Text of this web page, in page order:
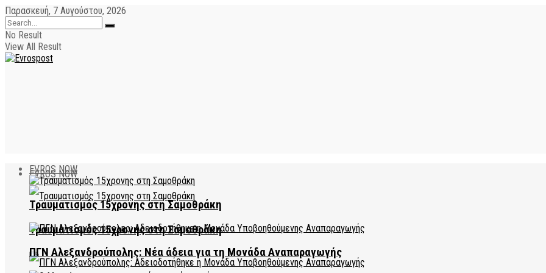
Παρασκευή, 7 Αυγούστου, 2026
No Result
View All Result
EVROS NOW
Τραυματισμός 15χρονης στη Σαμοθράκη
EVROS NOW
Τραυματισμός 15χρονης στη Σαμοθράκη
ΠΓΝ Αλεξανδρούπολης: Νέα άδεια για τη Μονάδα Αναπαραγωγής